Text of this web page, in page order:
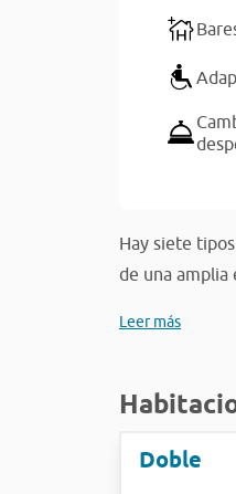
Hay siete
de una amplia
Leer más
Doble